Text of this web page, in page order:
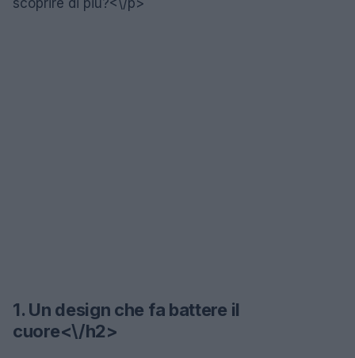
1. Un design che fa battere il
cuore<\/h2>